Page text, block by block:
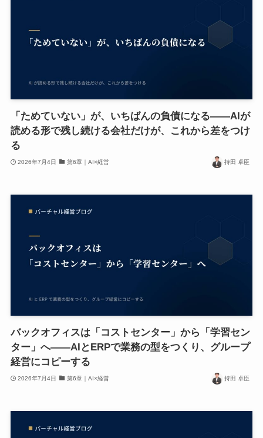
「ためていない」が、いちばんの負債になる——AIが
読める形で残し続ける会社だけが、これから差をつけ
る
2026年7月4日 第6章｜AI×経営 持田 卓臣
バックオフィスは「コストセンター」から「学習セン
ター」へ——AIとERPで業務の型をつくり、グループ
経営にコピーする
2026年7月4日 第6章｜AI×経営 持田 卓臣